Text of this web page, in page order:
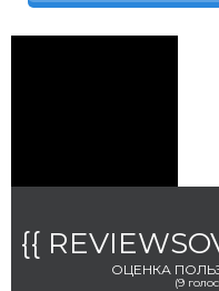
{{
ОЦЕНКА
(9